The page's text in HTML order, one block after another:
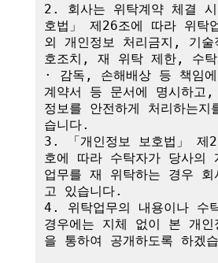
2. 회사는 위탁계약 체결
호법」 제26조에 따라 위탁
외 개인정보 처리금지, 기
호조치, 재 위탁 제한, 수탁
· 감독, 손해배상 등 책임
계약서 등 문서에 명시하고,
정보를 안전하게 처리하는지
습니다.
3. 「개인정보 보호법」 제
호에 따라 수탁자가 당사의
업무를 재 위탁하는 경우
고 있습니다.
4. 위탁업무의 내용이나 수
경우에는 지체 없이 본 개인
을 통하여 공개하도록 하겠